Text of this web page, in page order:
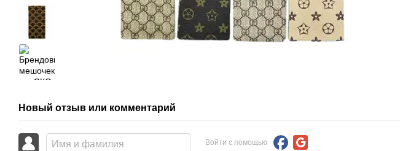
Новый отзыв или комментарий
Войти с помощью